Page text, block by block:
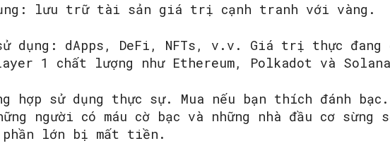
lưu trữ tài sản giá trị cạnh tranh với vàng.
dụng: dApps, DeFi, NFTs, v.v. Giá trị thực đang
1 chất lượng như Ethereum, Polkadot và
hợp sử dụng thực sự. Mua nếu bạn thích đánh
người có máu cờ bạc và những nhà đầu cơ sừng
phần lớn bị mất tiền.